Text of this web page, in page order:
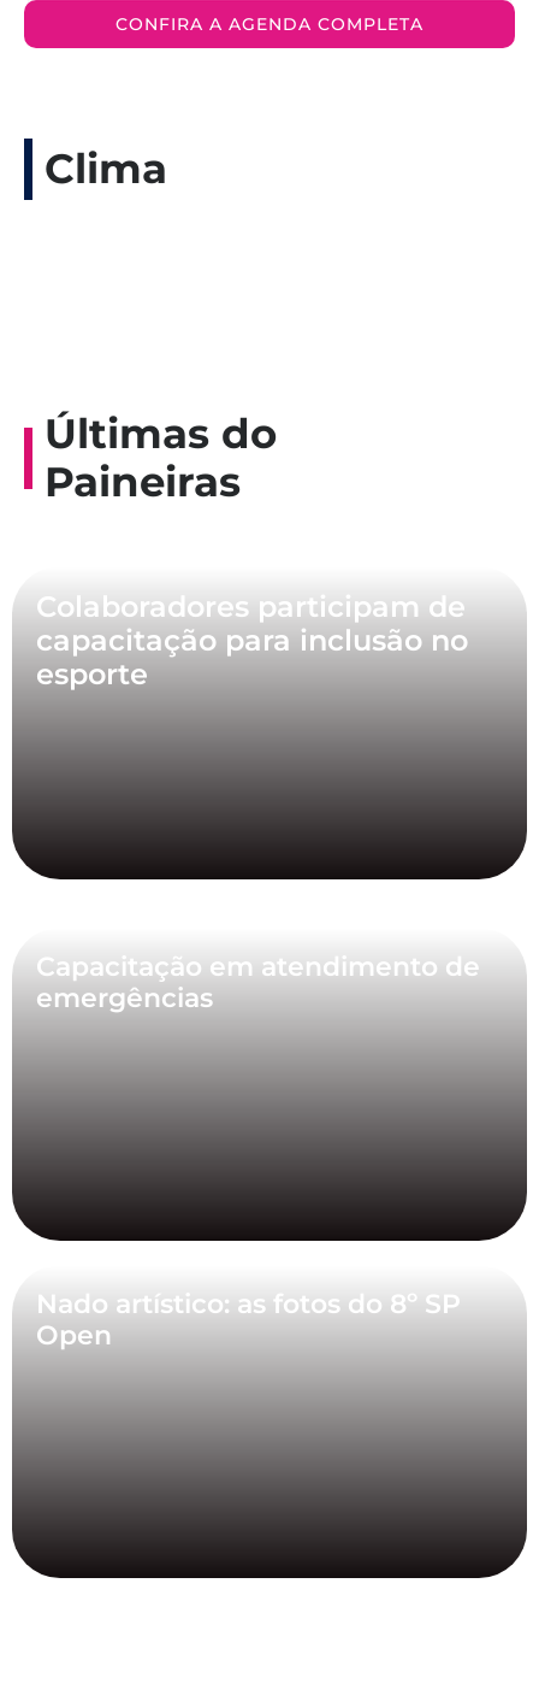
CONFIRA A AGENDA COMPLETA
Clima
Últimas do
Paineiras
Colaboradores participam de
capacitação para inclusão no
esporte
Capacitação em atendimento de
emergências
Nado artístico: as fotos do 8º SP
Open